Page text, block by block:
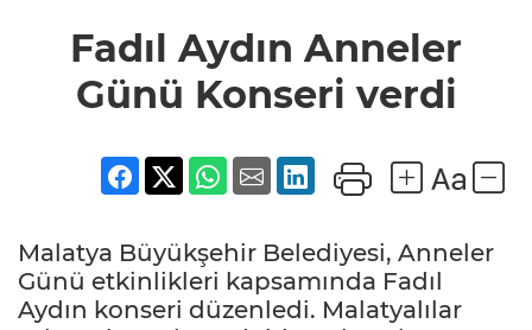
Günü
Konseri
verdi
Fadıl Aydın Anneler
Günü Konseri verdi
Malatya Büyükşehir Belediyesi, Anneler
Günü etkinlikleri kapsamında Fadıl
Aydın konseri düzenledi. Malatyalılar